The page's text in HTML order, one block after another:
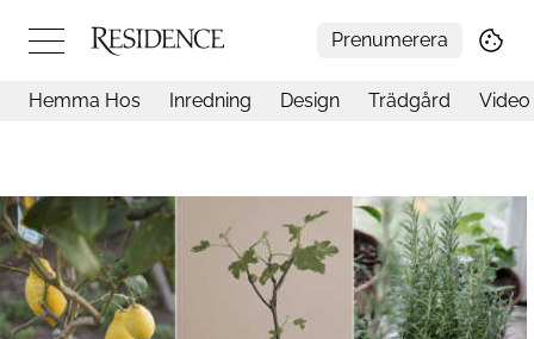
Prenumerera
Design
Trädgård
Video
Inredning
Livsstil
Hemma Hos Inredning Design Trädgård Video